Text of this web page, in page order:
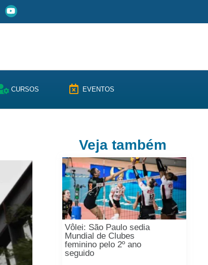
CURSOS EVENTOS
Veja também
Vôlei: São Paulo sedia
Mundial de Clubes
feminino pelo 2º ano
seguido